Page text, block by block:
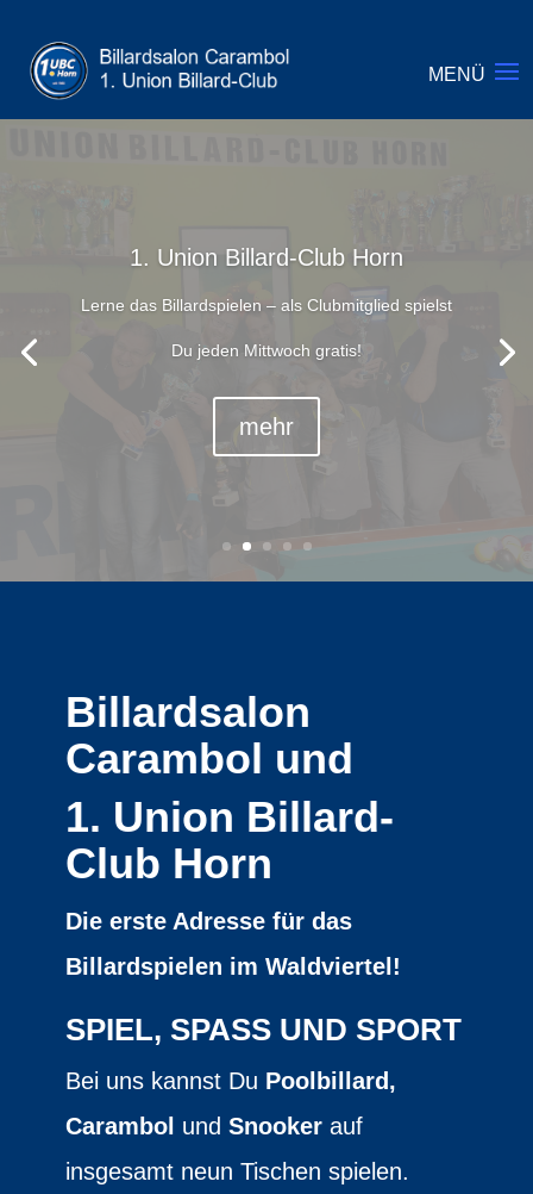
1. Union Billard-Club Horn
Lerne das Billardspielen – als Clubmitglied spielst
Du jeden Mittwoch gratis!
mehr
Billardsalon
Carambol und
1. Union Billard-
Club Horn
Die erste Adresse für das
Billardspielen im Waldviertel!
SPIEL, SPASS UND SPORT
Bei uns kannst Du Poolbillard,
Carambol und Snookerauf
insgesamt neun Tischen spielen.